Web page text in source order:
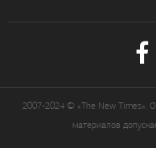
2007-2024 © «The New Times».
материалов